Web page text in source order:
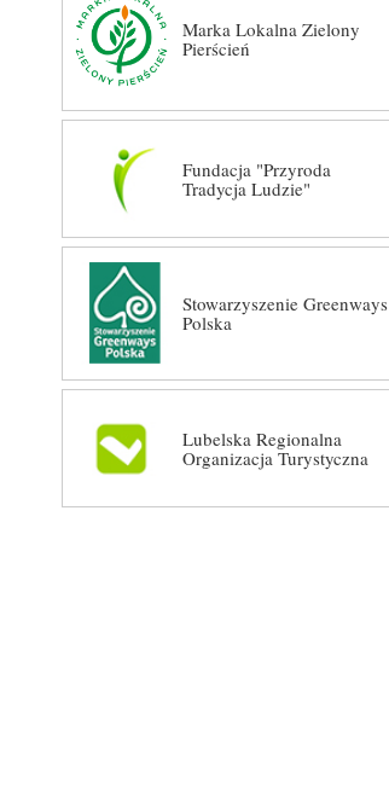
Marka Lokalna Zielony
Pierścień
Fundacja "Przyroda
Tradycja Ludzie"
Stowarzyszenie Greenways
Polska
Lubelska Regionalna
Organizacja Turystyczna